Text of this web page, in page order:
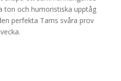
ton och humoristiska upptåg
perfekta Tams svåra prov